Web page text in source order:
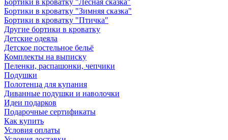
Бортики в кроватку "Лесная сказка"
Бортики в кроватку "Зимняя сказка"
Бортики в кроватку "Птичка"
Другие бортики в кроватку
Детские одеяла
Детское постельное бельё
Комплекты на выписку
Пеленки, распашонки, чепчики
Подушки
Полотенца для купания
Диванные подушки и наволочки
Идеи подарков
Подарочные сертификаты
Как купить
Условия оплаты